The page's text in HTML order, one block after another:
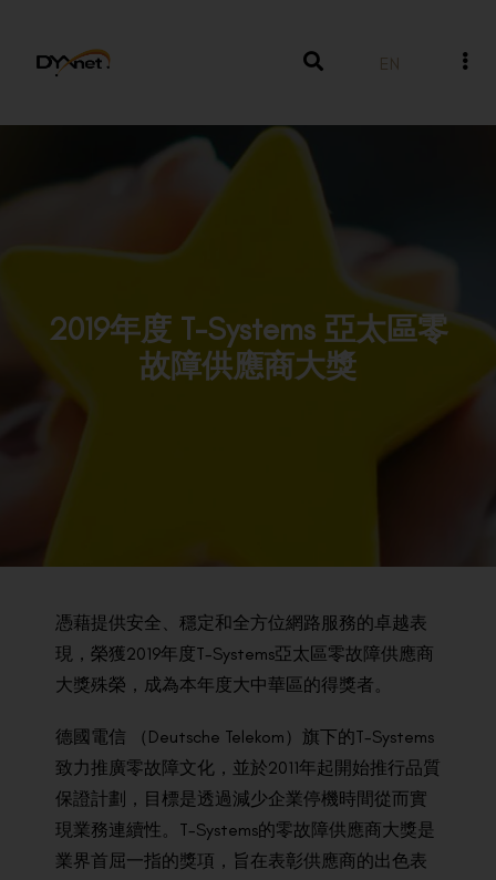
EN
2019年度 T-Systems 亞太區零
故障供應商大獎
憑藉提供安全、穩定和全方位網路服務的卓越表
現，榮獲2019年度T-Systems亞太區零故障供應商
大獎殊榮，成為本年度大中華區的得獎者。​
德國電信 （Deutsche Telekom）旗下的T-Systems
致力推廣零故障文化，並於2011年起開始推行品質
保證計劃，目標是透過減少企業停機時間從而實
現業務連續性。T-Systems的零故障供應商大獎是
業界首屈一指的獎項，旨在表彰供應商的出色表